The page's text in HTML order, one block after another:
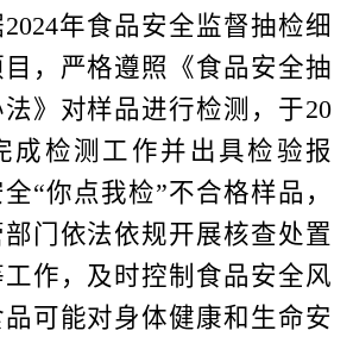
2024年食品安全监督抽检细
，严格遵照《食品安全抽
》对样品进行检测，于20
成检测工作并出具检验报
“你点我检”不合格样品，
门依法依规开展核查处置
作，及时控制食品安全风
可能对身体健康和生命安